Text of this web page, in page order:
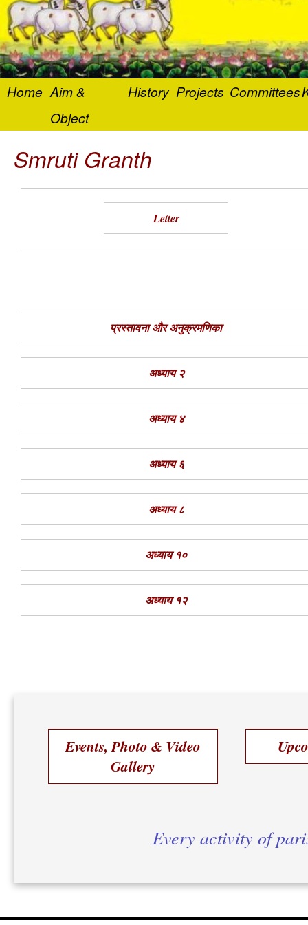
Home Aim &
Object
History Projects Committees
Smruti Granth
Letter
प्रस्तावना और अनुक्रमणिका
अध्याय २
अध्याय ४
अध्याय ६
अध्याय ८
अध्याय १०
अध्याय १२
Events, Photo & Video
Gallery
Every activity of